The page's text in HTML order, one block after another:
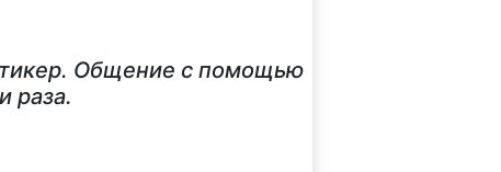
Общение с помощью
раза.